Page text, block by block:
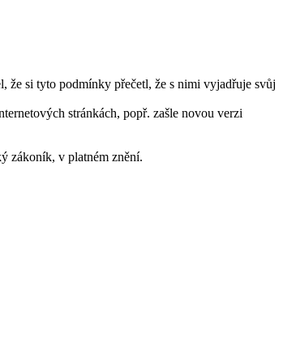
že si tyto podmínky přečetl, že s nimi vyjadřuje svůj
stránkách, popř. zašle novou verzi
zákoník, v platném znění.